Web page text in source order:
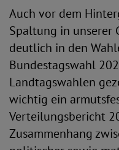
Auch vor dem
Spaltung in unserer
deutlich in den
Bundestagswahl
Landtagswahlen
wichtig ein
Verteilungsbericht
Zusammenhang